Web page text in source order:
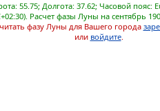
55.75; Долгота: 37.62; Часовой пояс:
Расчет фазы Луны на сентябрь
фазу Луны для Вашего города
или войдите.